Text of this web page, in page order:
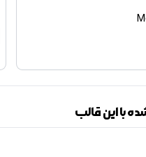
با این قالب